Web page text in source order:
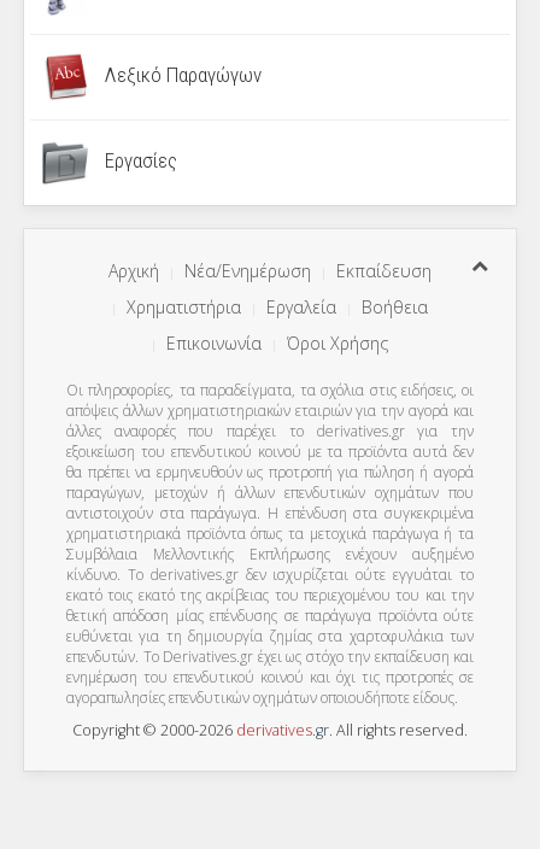
Λεξικό Παραγώγων
Εργασίες
Αρχική Νέα/Ενημέρωση
Εκπαίδευση
Χρηματιστήρια
Εργαλεία
Βοήθεια
Επικοινωνία
Όροι Χρήσης
Οι πληροφορίες, τα παραδείγματα, τα σχόλια στις ειδήσεις, οι
απόψεις άλλων χρηματιστηριακών εταιριών για την αγορά και
άλλες αναφορές που παρέχει το derivatives.gr για την
εξοικείωση του επενδυτικού κοινού με τα προϊόντα αυτά δεν
θα πρέπει να ερμηνευθούν ως προτροπή για πώληση ή αγορά
παραγώγων, μετοχών ή άλλων επενδυτικών οχημάτων που
αντιστοιχούν στα παράγωγα. Η επένδυση στα συγκεκριμένα
χρηματιστηριακά προϊόντα όπως τα μετοχικά παράγωγα ή τα
Συμβόλαια Μελλοντικής Εκπλήρωσης ενέχουν αυξημένο
κίνδυνο. Το derivatives.gr δεν ισχυρίζεται ούτε εγγυάται το
εκατό τοις εκατό της ακρίβειας του περιεχομένου του και την
θετική απόδοση μίας επένδυσης σε παράγωγα προϊόντα ούτε
ευθύνεται για τη δημιουργία ζημίας στα χαρτοφυλάκια των
επενδυτών. To Derivatives.gr έχει ως στόχο την εκπαίδευση και
ενημέρωση του επενδυτικού κοινού και όχι τις προτροπές σε
αγοραπωλησίες επενδυτικών οχημάτων οποιουδήποτε είδους.
Copyright © 2000-2026 derivatives.gr. All rights reserved.